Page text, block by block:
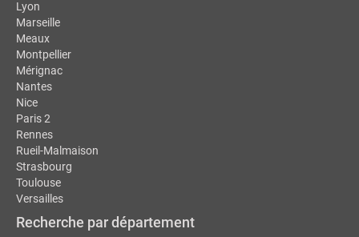
Lyon
Marseille
Meaux
Montpellier
Mérignac
Nantes
Nice
Paris 2
Rennes
Rueil-Malmaison
Strasbourg
Toulouse
Versailles
Recherche par département